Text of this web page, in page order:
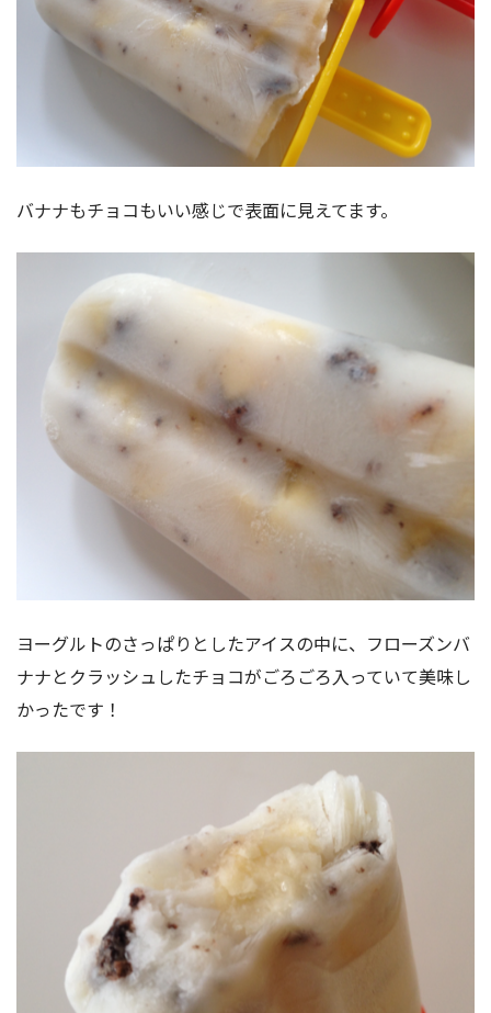
バナナもチョコもいい感じで表面に見えてます。
ヨーグルトのさっぱりとしたアイスの中に、フローズンバ
ナナとクラッシュしたチョコがごろごろ入っていて美味し
かったです！